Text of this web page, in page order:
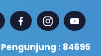
: 84695